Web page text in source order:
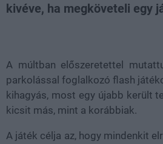
kivéve, ha megköveteli egy
A múltban előszeretettel
parkolással foglalkozó flash
kihagyás, most egy újabb került
kicsit más, mint a korábbiak.
A játék célja az, hogy mindenkit